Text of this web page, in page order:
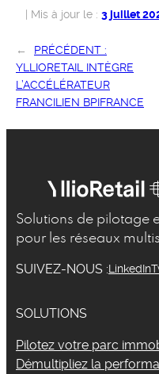
3 juillet
←
PRÉCÉDENT :
YLLIORETAIL INTÈGRE
L’ACCÉLÉRATEUR
FRANCILIEN BPIFRANCE
Solutions de pilotage
pour les réseaux
SUIVEZ-NOUS :LinkedIn
SOLUTIONS
Pilotez votre parc
Démultipliez la